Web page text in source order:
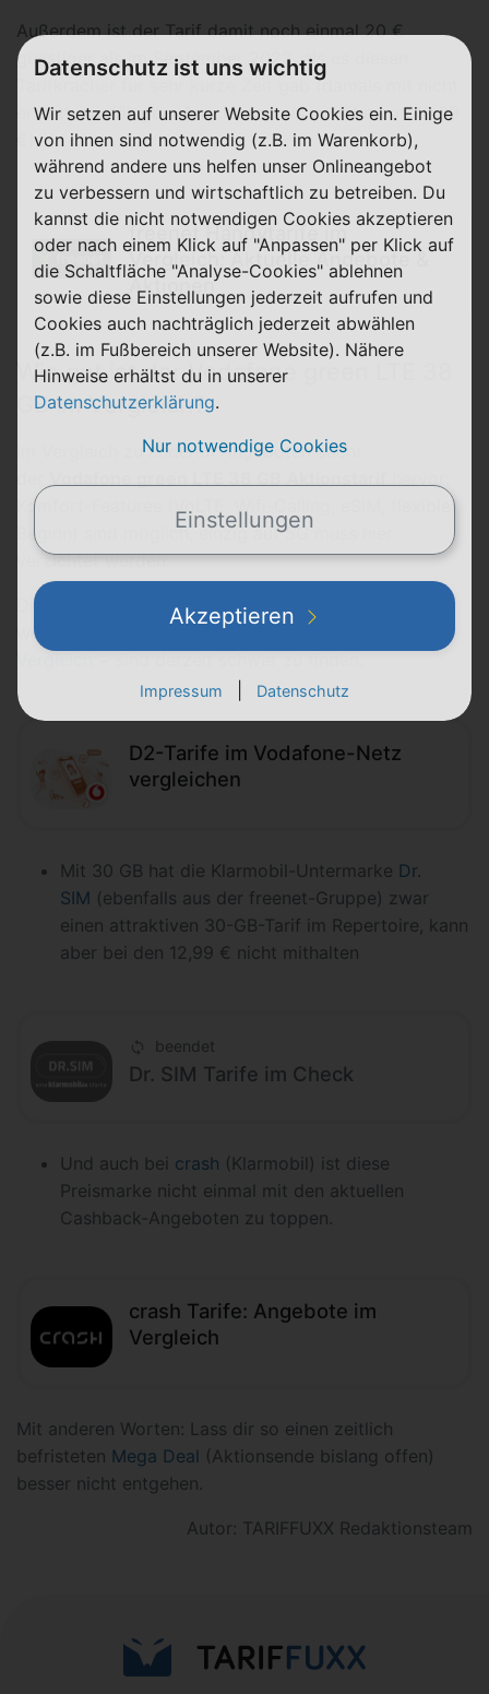
Außerdem ist der Tarif damit noch einmal 20 €
günstiger als im September 2022, als es diesen
Tarifkracher für sehr kurze Zeit gab (damals mit nicht
erstattungsfähigem Anschlusspreis in Höhe von 19,99
€).
freenet Handytarife im
Vergleich: Aktuelle Angebote &
Aktionen
Wie gut ist der Vodafone green LTE 38
GB im Vergleich?
Im Vergleich zu anderen Angeboten sticht
Komfort-Features (VoLTE, Wifi-Calling, eSIM, flexibler
Beginn) sind möglich, einzig auf 5G muss hier
verzichtet werden.
Die Alternativen zum 38-GB-Tarif im
werfen wir einen Blick in unseren
Allnet-Flat-
D2-Tarife im Vodafone-Netz
vergleichen
Mit 30 GB hat die Klarmobil-Untermarke Dr.
SIM (ebenfalls aus der freenet-Gruppe) zwar
einen attraktiven 30-GB-Tarif im Repertoire, kann
aber bei den 12,99 € nicht mithalten
beendet
Dr. SIM Tarife im Check
Und auch bei crash (Klarmobil) ist diese
Preismarke nicht einmal mit den aktuellen
Cashback-Angeboten zu toppen.
crash Tarife: Angebote im
Vergleich
Mit anderen Worten: Lass dir so einen zeitlich
befristeten Mega Deal (Aktionsende bislang offen)
besser nicht entgehen.
Autor: TARIFFUXX Redaktionsteam
Datenschutz ist uns wichtig
Wir setzen auf unserer Website Cookies ein. Einige
von ihnen sind notwendig (z.B. im Warenkorb),
während andere uns helfen unser Onlineangebot
zu verbessern und wirtschaftlich zu betreiben. Du
kannst die nicht notwendigen Cookies akzeptieren
oder nach einem Klick auf "Anpassen" per Klick auf
die Schaltfläche "Analyse-Cookies" ablehnen
sowie diese Einstellungen jederzeit aufrufen und
Cookies auch nachträglich jederzeit abwählen
(z.B. im Fußbereich unserer Website). Nähere
Hinweise erhältst du in unserer
Datenschutzerklärung.
Nur notwendige Cookies
Einstellungen
Akzeptieren
Impressum Datenschutz